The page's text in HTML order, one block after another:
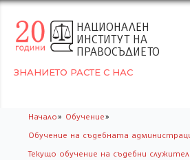
НАЦИОНАЛЕН
ИНСТИТУТ НА
ПРАВОСЪДИЕТО
ЗНАНИЕТО РАСТЕ С НАС
Начало» Обучение»
Обучение на съдебната
Текущо обучение на съдебни